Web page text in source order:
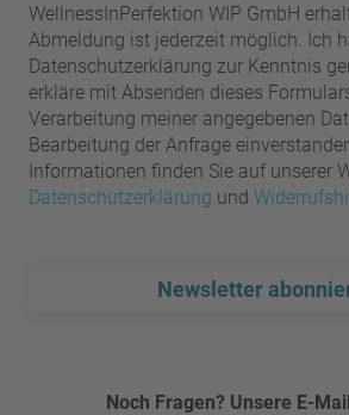
WellnessInPerfektion WIP GmbH
Abmeldung ist jederzeit möglich. Ich
Datenschutzerklärung zur Kenntnis
erkläre mit Absenden dieses
Verarbeitung meiner angegebenen
Bearbeitung der Anfrage
Informationen finden Sie auf unserer
Datenschutzerklärung und
Newsletter
Noch Fragen? Unsere E-